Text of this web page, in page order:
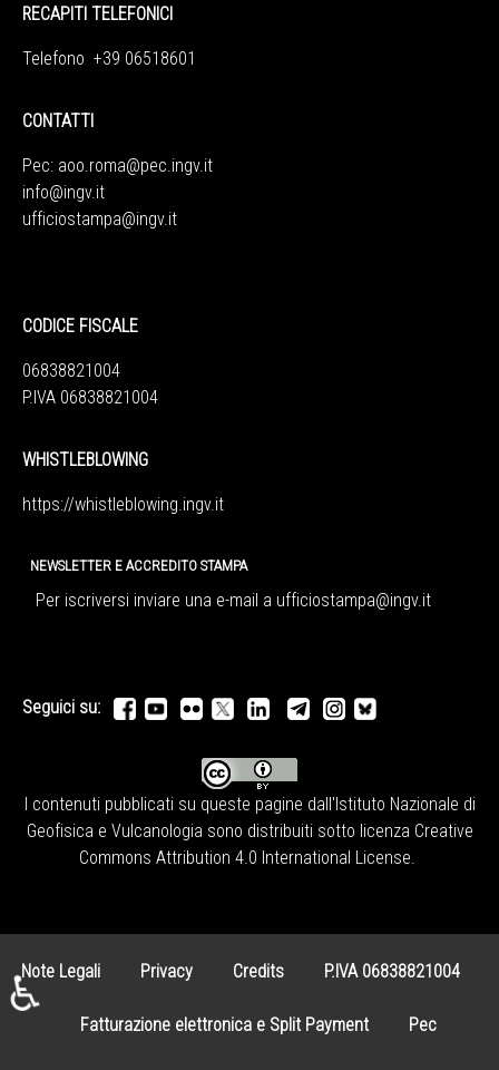
RECAPITI TELEFONICI
Telefono +39 06518601
CONTATTI
Pec: aoo.roma@pec.ingv.it
info@ingv.it
ufficiostampa@ingv.it
CODICE FISCALE
06838821004
P.IVA 06838821004
WHISTLEBLOWING
https://whistleblowing.ingv.it
NEWSLETTER E ACCREDITO STAMPA
Per iscriversi inviare una e-mail a ufficiostampa@ingv.it
Seguici su:
I contenuti pubblicati su queste pagine dall' Istituto Nazionale di
Geofisica e Vulcanologia sono distribuiti sotto licenza Creative
Commons Attribution 4.0 International License.
Note Legali Privacy Credits P.IVA 06838821004
Fatturazione elettronica e Split Payment Pec